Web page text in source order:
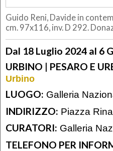
Guido Reni, Davide in
cm. 97x116, inv. D 292.
Dal 18 Luglio 2024 al 6
URBINO | PESARO E
Urbino
LUOGO: Galleria
INDIRIZZO: Piazza
CURATORI: Galleria
TELEFONO PER